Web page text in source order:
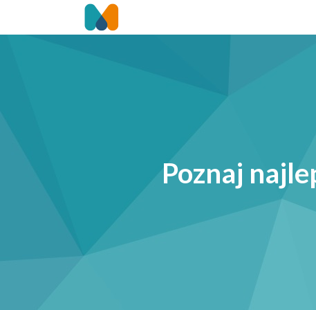
Poznaj